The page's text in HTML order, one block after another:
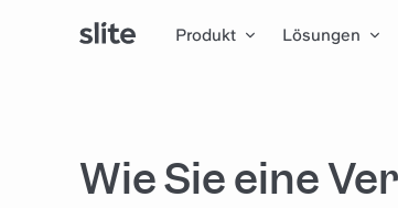
Produkt Lösungen
Wie Sie eine